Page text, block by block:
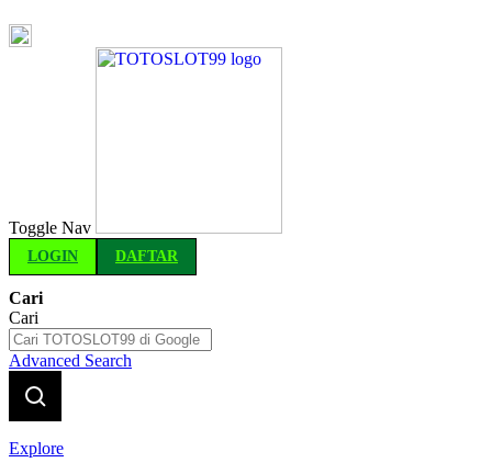
Toggle Nav
LOGIN DAFTAR
Cari
Cari
Advanced Search
Explore